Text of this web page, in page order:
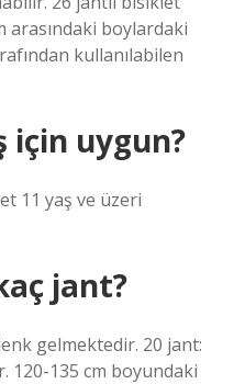
arasındaki boylardaki
kullanılabilen
için uygun?
11 yaş ve üzeri
jant?
gelmektedir. 20 jant:
120-135 cm boyundaki